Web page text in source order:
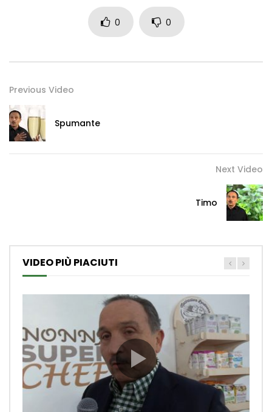
0 0
Previous Video
Spumante
Next Video
Timo
VIDEO PIÙ PIACIUTI